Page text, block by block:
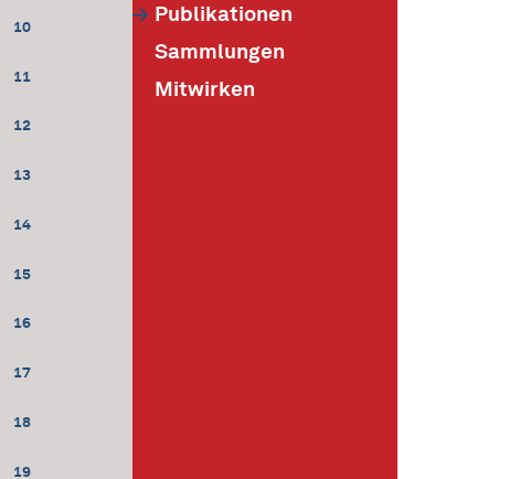
10
11
12
13
14
15
16
17
18
19
Publikationen
Sammlungen
Mitwirken